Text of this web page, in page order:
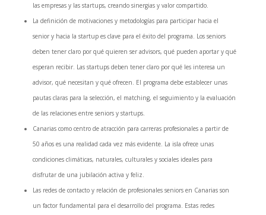
las empresas y las startups, creando sinergias y valor compartido.
La definición de motivaciones y metodologías para participar hacia el
senior y hacia la startup es clave para el éxito del programa. Los seniors
deben tener claro por qué quieren ser advisors, qué pueden aportar y qué
esperan recibir. Las startups deben tener claro por qué les interesa un
advisor, qué necesitan y qué ofrecen. El programa debe establecer unas
pautas claras para la selección, el matching, el seguimiento y la evaluación
de las relaciones entre seniors y startups.
Canarias como centro de atracción para carreras profesionales a partir de
50 años es una realidad cada vez más evidente. La isla ofrece unas
condiciones climáticas, naturales, culturales y sociales ideales para
disfrutar de una jubilación activa y feliz.
Las redes de contacto y relación de profesionales seniors en Canarias son
un factor fundamental para el desarrollo del programa. Estas redes